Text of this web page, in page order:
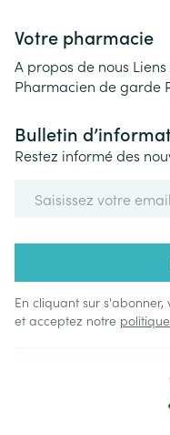
Votre pharmacie
A propos de nous
Pharmacien de garde
Bulletin
Restez informé des
En cliquant sur
et acceptez notre